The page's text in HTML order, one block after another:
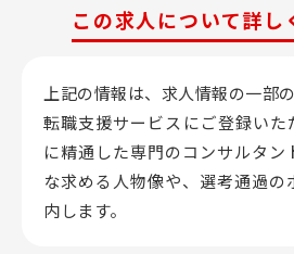
この求人について詳し
上記の情報は、求人情報の一部の
転職支援サービスにご登録いた
に精通した専門のコンサルタン
な求める人物像や、選考通過
内します。